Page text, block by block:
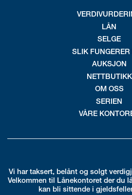
LÅN
SELGE
SLIK FUNGERER
AUKSJON
NETTBUTIKK
OM OSS
SERIEN
VÅRE
Vi har taksert, belånt og solgt
Velkommen til Lånekontoret der du
kan bli sittende i